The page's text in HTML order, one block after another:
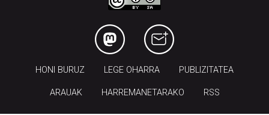
HONI BURUZ LEGE OHARRA PUBLIZITATEA
ARAUAK HARREMANETARAKO RSS